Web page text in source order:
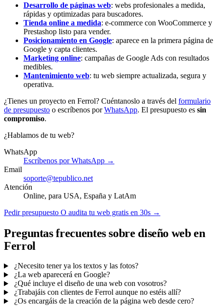
Desarrollo de páginas web: webs profesionales a medida,
rápidas y optimizadas para buscadores.
Tienda online a medida: e-commerce con WooCommerce y
Prestashop listo para vender.
Posicionamiento en Google: aparece en la primera página de
Google y capta clientes.
Marketing online: campañas de Google Ads con resultados
medibles.
Mantenimiento web: tu web siempre actualizada, segura y
operativa.
¿Tienes un proyecto en Ferrol? Cuéntanoslo a través del formulario
de presupuesto o escríbenos porWhatsApp. El presupuesto es sin
compromiso.
¿Hablamos de tu web?
WhatsApp
Escríbenos por WhatsApp →
Email
soporte@tepublico.net
Atención
Online, para USA, España y LatAm
Pedir presupuesto O audita tu web gratis en 30s →
Preguntas frecuentes sobre diseño web en
Ferrol
¿Necesito tener ya los textos y las fotos?
¿La web aparecerá en Google?
¿Qué incluye el diseño de una web con vosotros?
¿Trabajáis con clientes de Ferrol aunque no estéis allí?
¿Os encargáis de la creación de la página web desde cero?